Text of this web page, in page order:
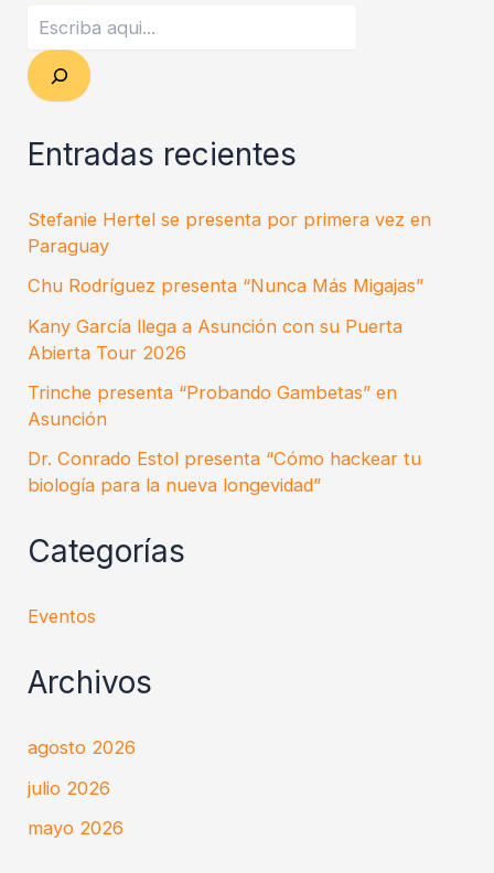
Entradas recientes
Stefanie Hertel se presenta por primera vez en
Paraguay
Chu Rodríguez presenta “Nunca Más Migajas”
Kany García llega a Asunción con su Puerta
Abierta Tour 2026
Trinche presenta “Probando Gambetas” en
Asunción
Dr. Conrado Estol presenta “Cómo hackear tu
biología para la nueva longevidad”
Categorías
Eventos
Archivos
agosto 2026
julio 2026
mayo 2026